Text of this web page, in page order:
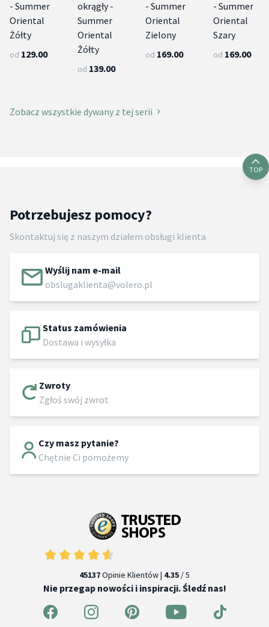
- Summer
Oriental
Żółty
od 129.00
okrągły -
Summer
Oriental
Żółty
od 139.00
- Summer
Oriental
Zielony
od 169.00
- Summer
Oriental
Szary
od 169.00
Zobacz wszystkie dywany z tej serii
TOP
Potrzebujesz pomocy?
Skontaktuj się z naszym działem obsługi klienta
Wyślij nam e-mail
obslugaklienta@volero.pl
Status zamówienia
Dostawa i wysyłka
Zwroty
Zgłoś swój zwrot
Czy masz pytanie?
Chętnie Ci pomożemy
45137Opinie Klientów | 4.35 / 5
Nie przegap nowości i inspiracji. Śledź nas!